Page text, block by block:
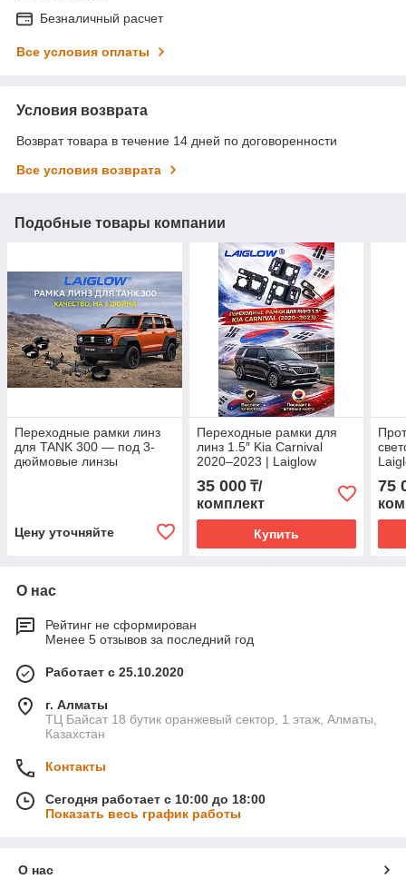
Безналичный расчет
Все условия оплаты
Условия возврата
Возврат товара в течение 14 дней по договоренности
Все условия возврата
Подобные товары компании
Переходные рамки линз
для TANK 300 — под 3-
дюймовые линзы
Цену уточняйте
Переходные рамки для
линз 1.5″ Kia Carnival
2020–2023 | Laiglow
35 000₸/
комплект
Купить
ПТФ
75
О нас
Рейтинг не сформирован
Менее 5 отзывов за последний год
Работает с 25.10.2020
г. Алматы
ТЦ Байсат 18 бутик оранжевый сектор, 1 этаж, Алматы,
Казахстан
Контакты
Сегодня работает с 10:00 до 18:00
Показать весь график работы
О нас